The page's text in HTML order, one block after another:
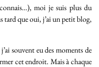
moi je suis plus du
tard que oui, j’ai un petit blog,
souvent eu des moments de
cet endroit. Mais à chaque